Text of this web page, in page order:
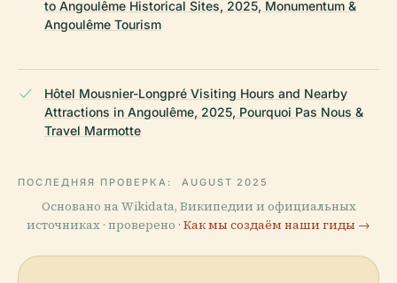
to Angoulême Historical Sites, 2025, Monumentum &
Angoulême Tourism
Hôtel Mousnier-Longpré Visiting Hours and Nearby
Attractions in Angoulême, 2025, Pourquoi Pas Nous &
Travel Marmotte
ПОСЛЕДНЯЯ ПРОВЕРКА: AUGUST 2025
Основано на Wikidata, Википедии и официальных
источниках · проверено · Как мы создаём наши гиды →